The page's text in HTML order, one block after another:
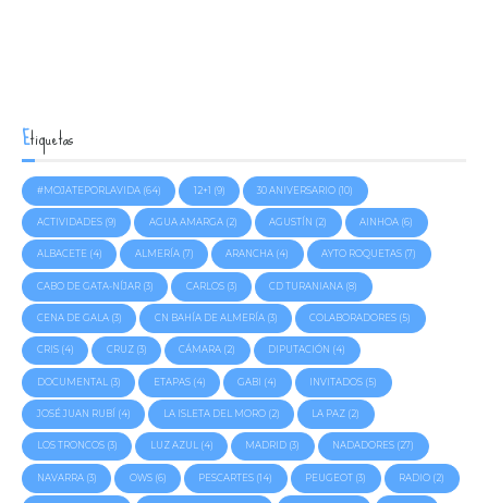
Etiquetas
#MOJATEPORLAVIDA(64) 12+1 (9) 30 ANIVERSARIO (10)
ACTIVIDADES(9) AGUA AMARGA(2) AGUSTÍN (2) AINHOA (6)
ALBACETE(4) ALMERÍA(7) ARANCHA (4) AYTO ROQUETAS (7)
CABO DE GATA-NÍJAR(3) CARLOS(3) CD TURANIANA (8)
CENA DE GALA(3) CN BAHÍA DE ALMERÍA(3) COLABORADORES (5)
CRIS(4) CRUZ(3) CÁMARA (2) DIPUTACIÓN (4)
DOCUMENTAL (3) ETAPAS(4) GABI (4) INVITADOS (5)
JOSÉ JUAN RUBÍ (4) LA ISLETA DEL MORO(2) LA PAZ (2)
LOS TRONCOS(3) LUZ AZUL(4) MADRID (3) NADADORES (27)
NAVARRA(3) OWS(6) PESCARTES (14) PEUGEOT (3) RADIO (2)